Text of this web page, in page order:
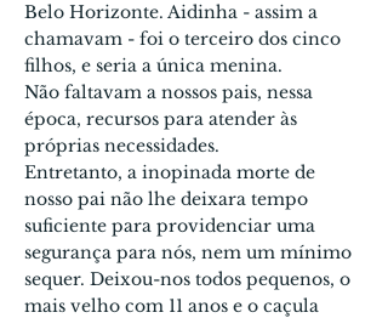
Belo Horizonte. Aidinha - assim a
chama­vam - foi o terceiro dos cinco
filhos, e seria a única menina.
Não faltavam a nossos pais, nessa
época, recursos para atender às
próprias necessidades.
Entretanto, a inopinada morte de
nosso pai não lhe deixara tempo
suficiente para providenciar uma
segurança para nós, nem um mínimo
sequer. Deixou-­nos todos pequenos, o
mais velho com 11 anos e o caçula